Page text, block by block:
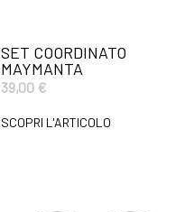
SET COORDINATO
MAYMANTA
39,00 €
SCOPRI L'ARTICOLO